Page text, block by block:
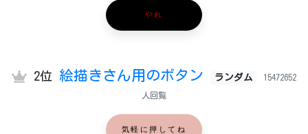
やれ
2位 絵描きさん用のボタン ランダム 15472652
人回覧
気軽に押してね